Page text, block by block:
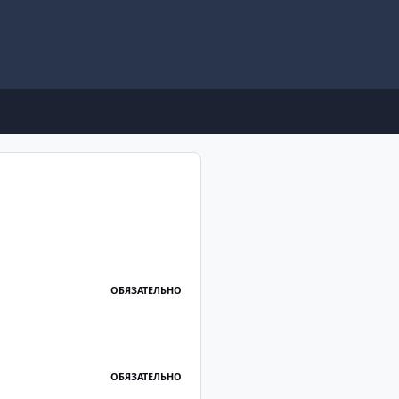
ОБЯЗАТЕЛЬНО
ОБЯЗАТЕЛЬНО